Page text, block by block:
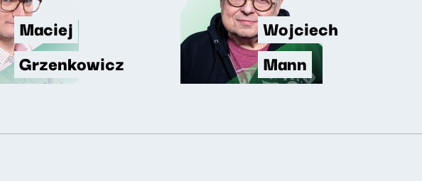
Maciej
Grzenkowicz
Wojciech
Mann